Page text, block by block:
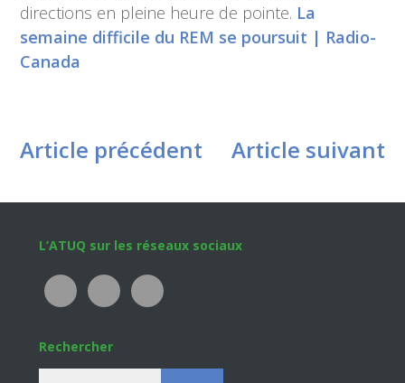
directions en pleine heure de pointe. La
semaine difficile du REM se poursuit | Radio-
Canada
Article précédent Article suivant
Footer
L’ATUQ sur les réseaux sociaux
Rechercher